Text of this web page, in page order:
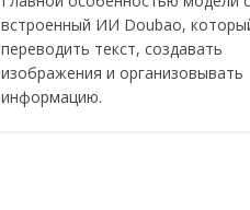
встроенный ИИ Doubao,
переводить текст, создавать
изображения и организовывать
информацию.